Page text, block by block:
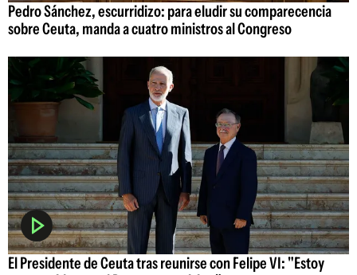
Pedro Sánchez, escurridizo: para eludir su comparecencia
sobre Ceuta, manda a cuatro ministros al Congreso
El Presidente de Ceuta tras reunirse con Felipe VI: "Estoy